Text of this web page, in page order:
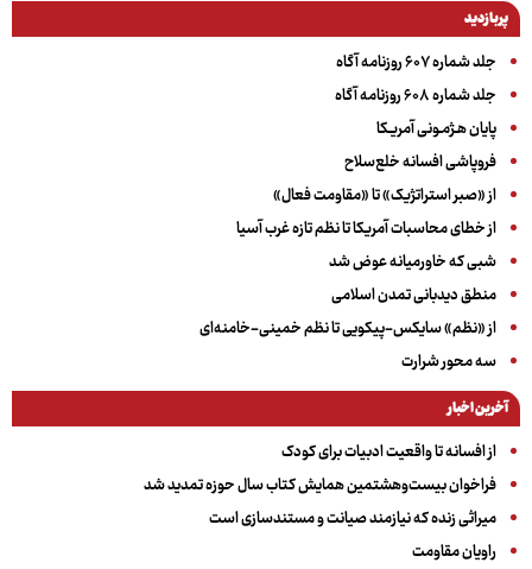
پربازدید
جلد شماره ۶۰۷ روزنامه آگاه
جلد شماره ۶۰۸ روزنامه آگاه
پایان هـژمـونی آمریـکا
فروپاشی افسانه خلع‌سلاح
از «صبر استراتژیک» تا «مقاومت فعال»
از خطای محاسبات آمریکا تا نظم تازه غرب آسیا
شبی که خاورمیانه عوض شد
منطق دیدبانی تمدن اسلامی
از «نظم» سایکس-پیکویی تا نظم خمینی-خامنه‌ای
سه‌ محور شرارت
آخرین اخبار
از افسانه تا واقعیت ادبیات برای کودک
فراخوان بیست‌وهشتمین همایش کتاب سال حوزه تمدید شد
میراثی زنده که نیازمند صیانت و مستندسازی است
راویان مقاومت